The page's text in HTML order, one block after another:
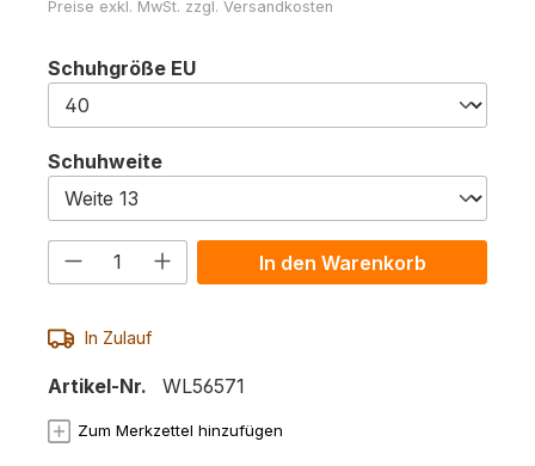
Preise exkl. MwSt. zzgl. Versandkosten
Schuhgröße EUauswählen
Schuhweiteauswählen
Produkt Anzahl: Gib den
In den Warenkorb
In Zulauf
Artikel-Nr. WL56571
Zum Merkzettel hinzufügen